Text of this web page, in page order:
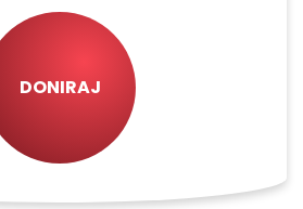
DONIRAJ